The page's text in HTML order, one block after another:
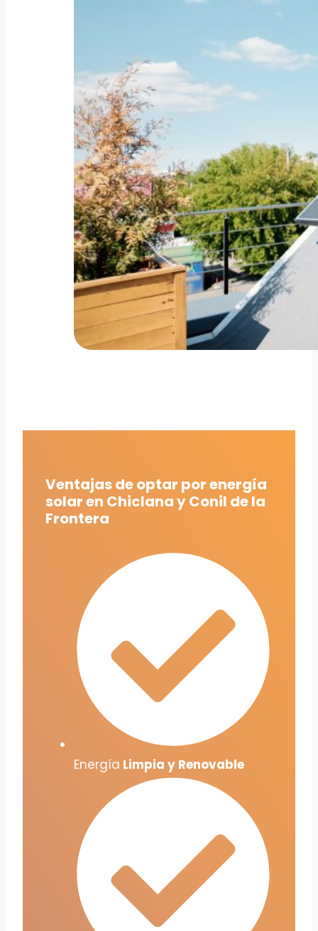
Ventajas de optar por energía
solar en Chiclana y Conil de la
Frontera
Energía Limpia y Renovable